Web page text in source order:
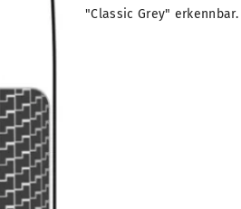
"Classic Grey" erkennbar.